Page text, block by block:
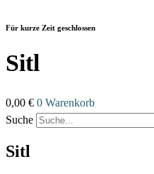
Inhalt
Für kurze Zeit geschlossen
Sitl
0,00 € 0 Warenkorb
Suche
Sitl